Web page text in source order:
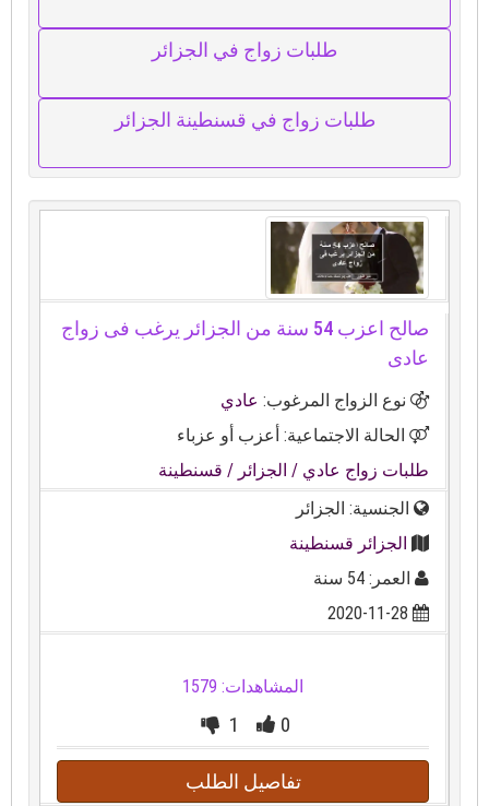
طلبات زواج في الجزائر
طلبات زواج في قسنطينة الجزائر
صالح اعزب 54 سنة من الجزائر يرغب فى زواج
عادى
نوع الزواج المرغوب:عادي
الحالة الاجتماعية: أعزب أو عزباء
طلبات زواج عادي/ الجزائر / قسنطينة
الجنسية: الجزائر
الجزائر قسنطينة
العمر: 54 سنة
2020-11-28
المشاهدات: 1579
0
1
تفاصيل الطلب